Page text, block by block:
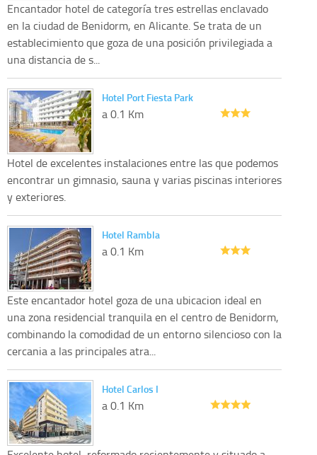
Encantador hotel de categoría tres estrellas enclavado
en la ciudad de Benidorm, en Alicante. Se trata de un
establecimiento que goza de una posición privilegiada a
una distancia de s...
Hotel Port Fiesta Park
a 0.1 Km
Hotel de excelentes instalaciones entre las que podemos
encontrar un gimnasio, sauna y varias piscinas interiores
y exteriores.
Hotel Rambla
a 0.1 Km
Este encantador hotel goza de una ubicacion ideal en
una zona residencial tranquila en el centro de Benidorm,
combinando la comodidad de un entorno silencioso con la
cercania a las principales atra...
Hotel Carlos I
a 0.1 Km